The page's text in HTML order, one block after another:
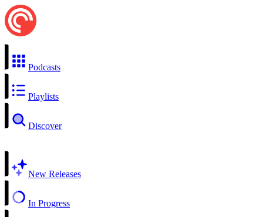
Podcasts
Playlists
Discover
New Releases
In Progress